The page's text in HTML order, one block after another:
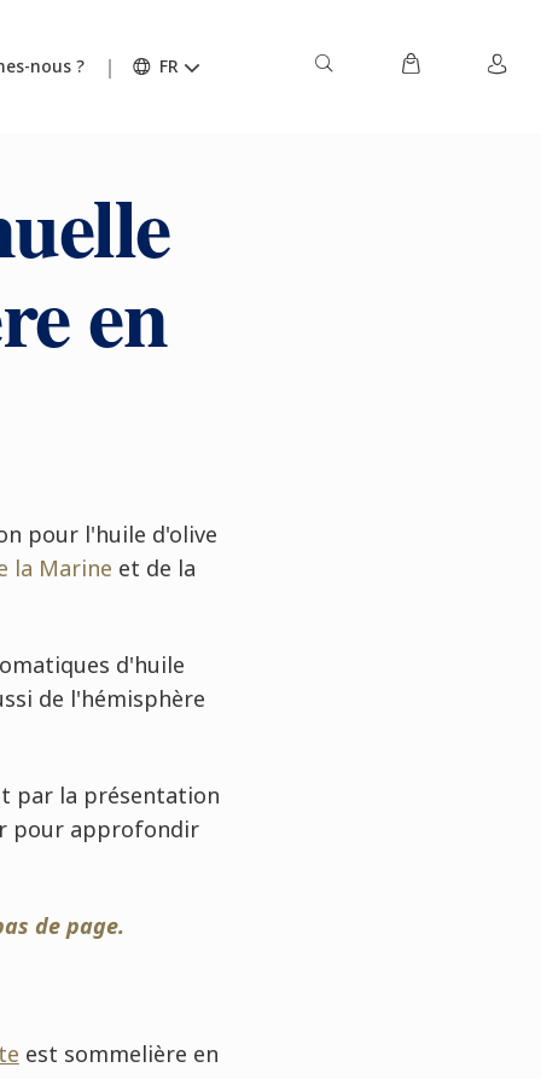
nous ? FR
en
pour l'huile d'olive
la Marine et de la
d'huile
de l'hémisphère
par la présentation
pour approfondir
de page.
est sommelière en